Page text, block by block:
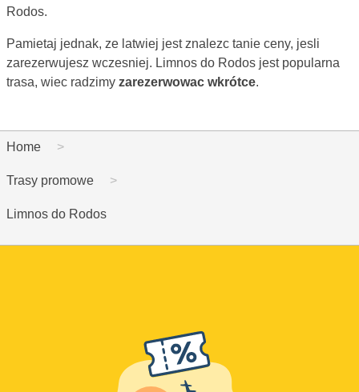
Rodos.
Pamietaj jednak, ze latwiej jest znalezc tanie ceny, jesli
zarezerwujesz wczesniej. Limnos do Rodos jest popularna
trasa, wiec radzimy zarezerwowac wkrótce.
Home
Trasy promowe
Limnos do Rodos